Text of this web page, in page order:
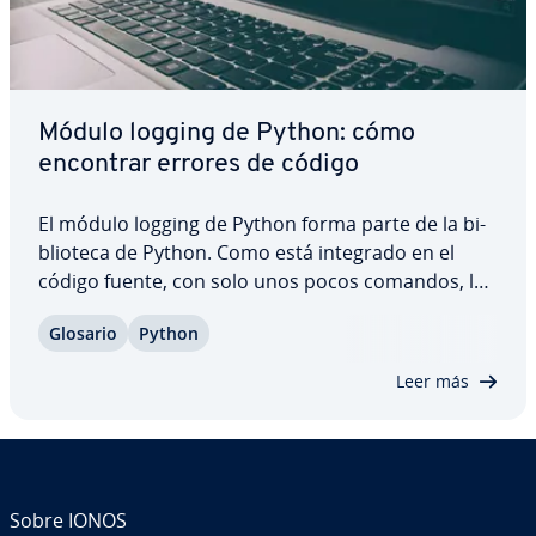
Módulo logging de Python: cómo
encontrar errores de código
El módulo logging de Python forma parte de la bi­
blio­te­ca de Python. Como está integrado en el
código fuente, con solo unos pocos comandos, los
to file de Python para crear un archivo de registro
Glosario Python
Leer más
Sobre IONOS